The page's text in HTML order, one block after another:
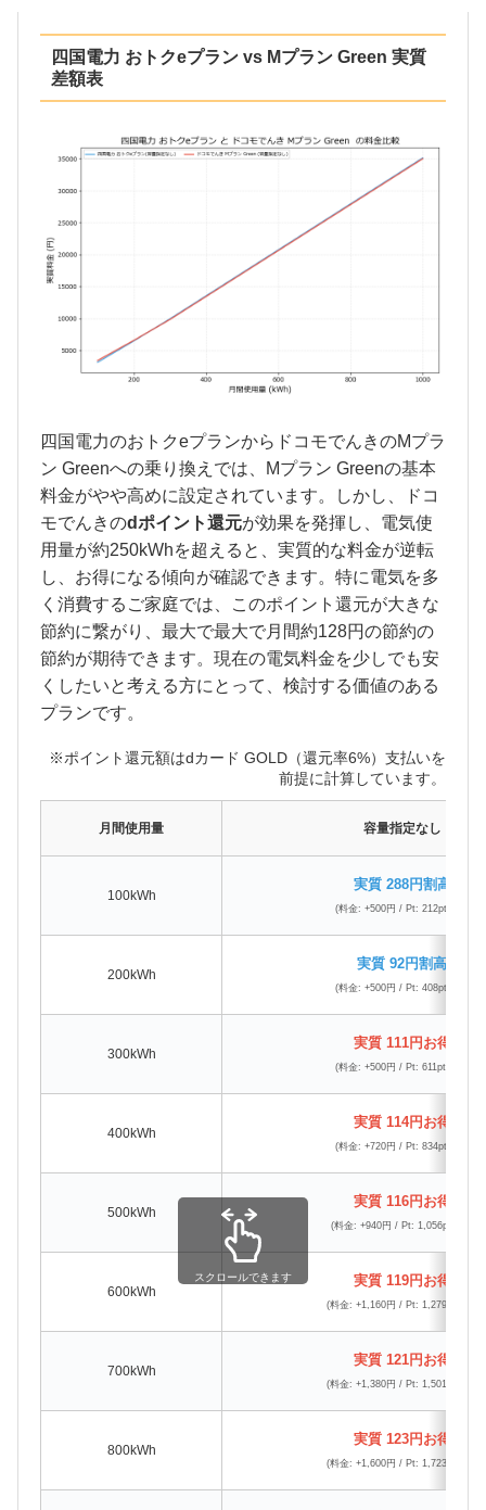
四国電力 おトクeプラン vs Mプラン Green 実質
差額表
四国電力のおトクeプランからドコモでんきのMプラ
ン Greenへの乗り換えでは、Mプラン Greenの基本
料金がやや高めに設定されています。しかし、ドコ
モでんきのdポイント還元が効果を発揮し、電気使
用量が約250kWhを超えると、実質的な料金が逆転
し、お得になる傾向が確認できます。特に電気を多
く消費するご家庭では、このポイント還元が大きな
節約に繋がり、最大で最大で月間約128円の節約の
節約が期待できます。現在の電気料金を少しでも安
くしたいと考える方にとって、検討する価値のある
プランです。
※ポイント還元額はdカード GOLD（還元率6%）支払いを
前提に計算しています。
月間使用量 容量指定なし
100kWh
実質 288円割高
(料金: +500円 / Pt: 212pt還元)
200kWh
実質 92円割高
(料金: +500円 / Pt: 408pt還元)
300kWh
実質 111円お得
(料金: +500円 / Pt: 611pt還元)
400kWh
実質 114円お得
(料金: +720円 / Pt: 834pt還元)
500kWh
実質 116円お得
(料金: +940円 / Pt: 1,056pt還元)
600kWh
実質 119円お得
(料金: +1,160円 / Pt: 1,279pt還元)
700kWh
実質 121円お得
(料金: +1,380円 / Pt: 1,501pt還元)
800kWh
実質 123円お得
(料金: +1,600円 / Pt: 1,723pt還元)
スクロールできます